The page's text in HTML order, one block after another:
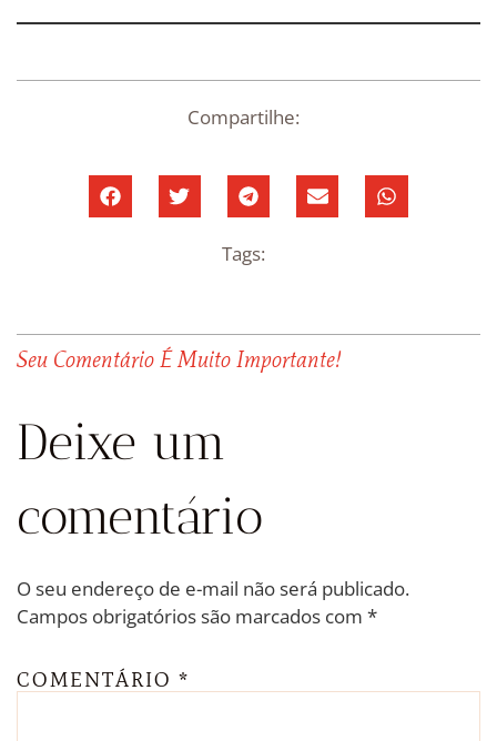
Compartilhe:
Tags:
Seu Comentário É Muito Importante!
Deixe um
comentário
O seu endereço de e-mail não será publicado.
Campos obrigatórios são marcados com *
COMENTÁRIO *